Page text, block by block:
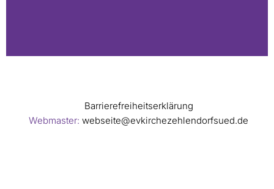
Barrierefreiheitserklärung
Webmaster: webseite@evkirchezehlendorfsued.de